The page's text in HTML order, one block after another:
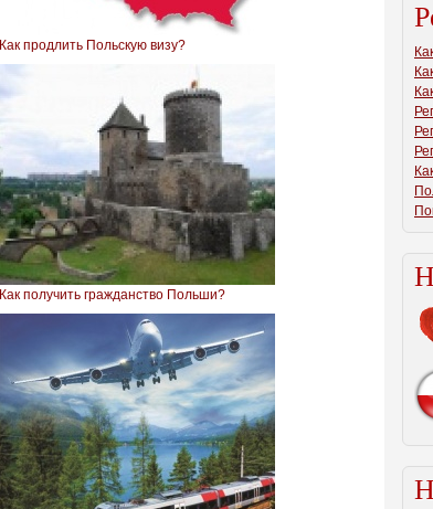
Как продлить Польскую визу?
Как получить гражданство Польши?